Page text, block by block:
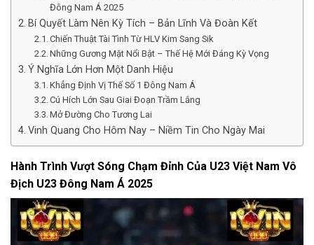
Đông Nam Á 2025
Bí Quyết Làm Nên Kỳ Tích – Bản Lĩnh Và Đoàn Kết
Chiến Thuật Tài Tình Từ HLV Kim Sang Sik
Những Gương Mặt Nổi Bật – Thế Hệ Mới Đáng Kỳ Vọng
Ý Nghĩa Lớn Hơn Một Danh Hiệu
Khẳng Định Vị Thế Số 1 Đông Nam Á
Cú Hích Lớn Sau Giai Đoạn Trầm Lắng
Mở Đường Cho Tương Lai
Vinh Quang Cho Hôm Nay – Niềm Tin Cho Ngày Mai
Hành Trình Vượt Sóng Chạm Đỉnh Của U23 Việt Nam Vô
Địch U23 Đông Nam Á 2025